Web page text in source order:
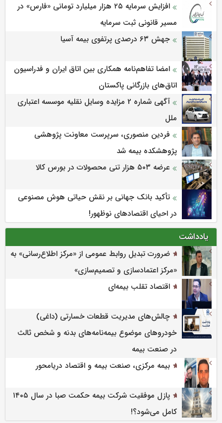
افزایش سرمایه ۲۵ هزار میلیارد تومانی «فارس» در
مسیر قانونی ثبت سرمایه
جهش ۶۳ درصدی پرتفوی بیمه آسیا
امضا تفاهم‌نامه همکاری بین اتاق ایران و فدراسیون
اتاق‌های بازرگانی پاکستان
آگهی شماره 2 مزایده وسایل نقلیه موسسه اعتباری
ملل
فردین منصوری، سرپرست معاونت پژوهشی
پژوهشكده بیمه شد
عرضه ۵۰۳ هزار تنی محصولات در بورس کالا
تأکید بانک جهانی بر نقش حیاتی هوش مصنوعی
در احیای اقتصادهای نوظهور!
یادداشت
ضرورت تبدیل روابط عمومی از «مرکز اطلاع‌رسانی» به
«مرکز اعتمادسازی و تصمیم‌سازی»
اقتصاد تقلب بیمه‌ای
چالش‌های مدیریت قطعات خسارتی (داغی)
خودروهای موضوع بیمه‌نامه‌های بدنه و شخص ثالث
در صنعت بیمه
بیمه مرکزی، صنعت بیمه و اقتصاد دریامحور
پازل موفقیت شرکت بیمه حکمت صبا در سال ۱۴۰۵
کامل می‌شود؟!